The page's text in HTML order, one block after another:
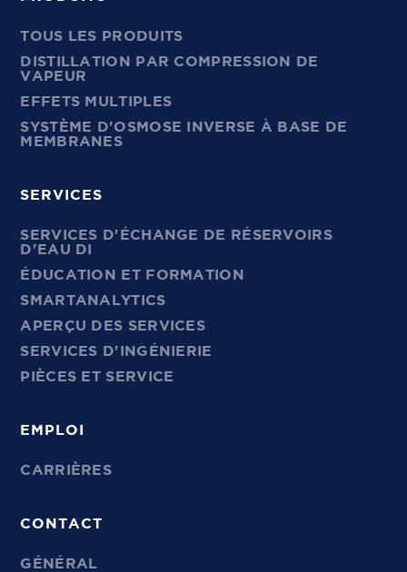
TOUS LES PRODUITS
DISTILLATION PAR COMPRESSION DE
VAPEUR
EFFETS MULTIPLES
SYSTÈME D'OSMOSE INVERSE À BASE DE
MEMBRANES
SERVICES
SERVICES D'ÉCHANGE DE RÉSERVOIRS
D'EAU DI
ÉDUCATION ET FORMATION
SMARTANALYTICS
APERÇU DES SERVICES
SERVICES D'INGÉNIERIE
PIÈCES ET SERVICE
EMPLOI
CARRIÈRES
CONTACT
GÉNÉRAL